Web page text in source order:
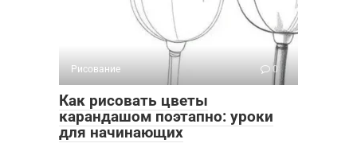
Рисование 0
Как рисовать цветы
карандашом поэтапно: уроки
для начинающих